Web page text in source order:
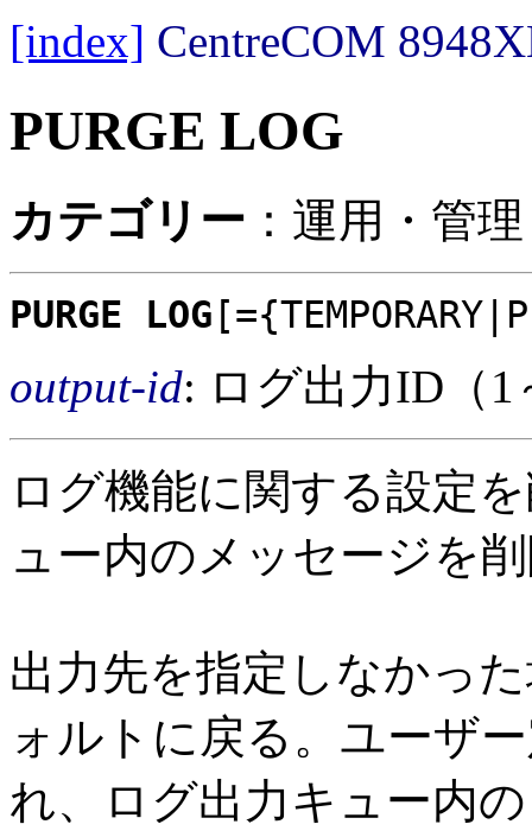
[index] CentreCOM
PURGE LOG
カテゴリー ：運用・管
PURGE LOG
output-id: ログ出力ID（1
ログ機能に関する設定
ュー内のメッセージを
出力先を指定しなかっ
ォルトに戻る。ユーザ
れ、ログ出力キュー内